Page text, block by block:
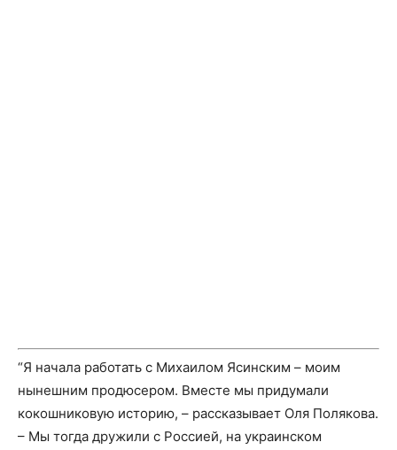
“Я начала работать с Михаилом Ясинским – моим
нынешним продюсером. Вместе мы придумали
кокошниковую историю, – рассказывает Оля Полякова.
– Мы тогда дружили с Россией, на украинском